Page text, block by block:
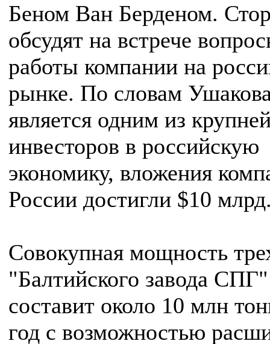
Беном Ван Берденом.
обсудят на встрече
работы компании на
рынке. По словам
является одним из
инвесторов в российскую
экономику, вложения
России достигли $10
Совокупная мощность
"Балтийского завода СПГ"
составит около 10 млн
год с возможностью